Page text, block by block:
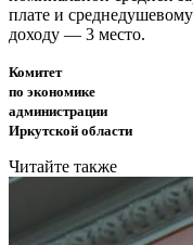
плате и
доходу — 3 место.
Комитет
по экономике
администрации
Иркутской области
Читайте также